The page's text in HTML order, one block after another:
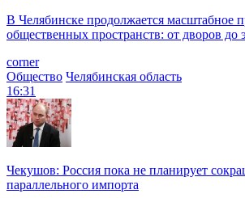
В Челябинске продолжается масштабное
общественных пространств: от дворов до
corner
Общество Челябинская область
16:31
Чекушов: Россия пока не планирует
параллельного импорта